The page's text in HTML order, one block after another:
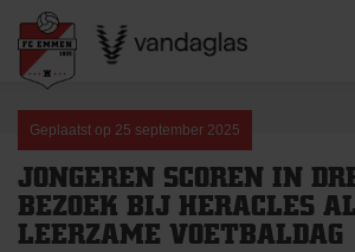
content
Geplaatst op 25 september 2025
JONGEREN SCOREN IN
BEZOEK BIJ HERACLES
LEERZAME VOETBALDAG